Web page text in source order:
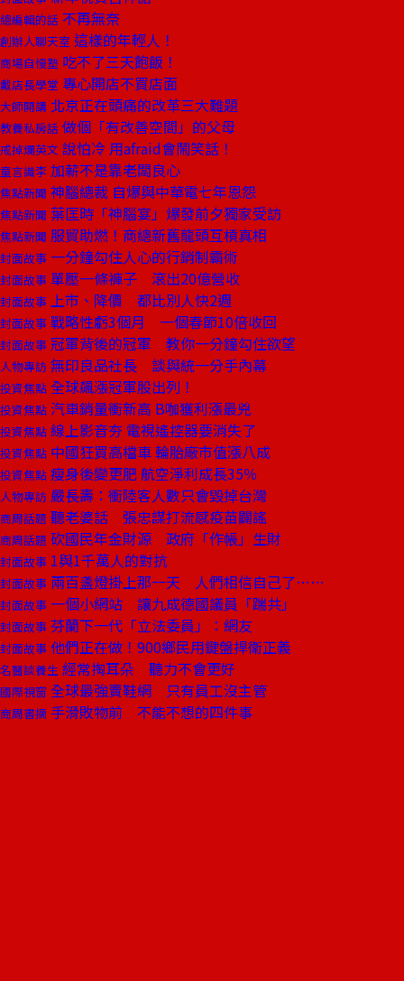
總編輯的話 不再無奈
創辦人聊天室 這樣的年輕人！
商場自慢塾 吃不了三天飽飯！
戴店長學堂 專心開店不買店面
大師開講 北京正在頭痛的改革三大難題
教養私房話 做個「有改善空間」的父母
戒掉爛英文 說怕冷 用afraid會鬧笑話！
童言識李 加薪不是靠老闆良心
焦點新聞 神腦總裁 自爆與中華電七年恩怨
焦點新聞 葉匡時「神腦宴」爆發前夕獨家受訪
焦點新聞 服貿助燃！商總新舊龍頭互槓真相
封面故事 一分鐘勾住人心的行銷制霸術
封面故事 單壓一條褲子 滾出20億營收
封面故事 上市、降價 都比別人快2週
封面故事 戰略性虧3個月 一個春節10倍收回
封面故事 冠軍背後的冠軍 教你一分鐘勾住欲望
人物專訪 無印良品社長 談與統一分手內幕
投資焦點 全球飆漲冠軍股出列！
投資焦點 汽車銷量衝新高 B咖獲利漲最兇
投資焦點 線上影音夯 電視遙控器要消失了
投資焦點 中國狂買高檔車 輪胎廠市值漲八成
投資焦點 瘦身後變更肥 航空淨利成長35％
人物專訪 嚴長壽：衝陸客人數只會毀掉台灣
商周話題 聽老婆話 張忠謀打流感疫苗闢謠
商周話題 砍國民年金財源 政府「作帳」生財
封面故事 1與1千萬人的對抗
封面故事 兩百盞燈掛上那一天 人們相信自己了……
封面故事 一個小網站 讓九成德國議員「踹共」
封面故事 芬蘭下一代「立法委員」：網友
封面故事 他們正在做！900鄉民用鍵盤捍衛正義
名醫談養生 經常掏耳朵 聽力不會更好
國際視窗 全球最強賣鞋網 只有員工沒主管
商周書摘 手滑敗物前 不能不想的四件事